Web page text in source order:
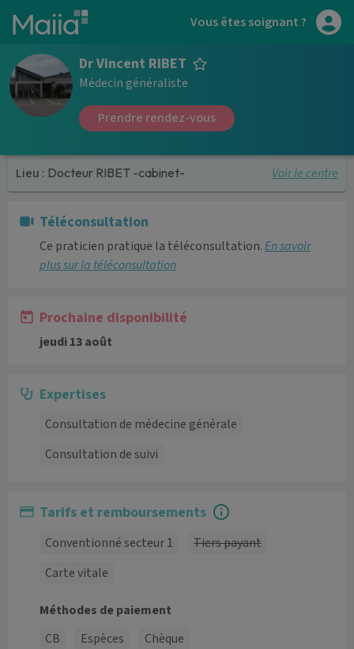
Aller au contenu principal Vous êtes soignant ?
Dr Vincent RIBET
Médecin généraliste
Prendre rendez-vous
Lieu : Docteur RIBET -cabinet- Voir le centre
Téléconsultation
Ce praticien pratique la téléconsultation.En savoir
plus sur la téléconsultation
Prochaine disponibilité
jeudi 13 août
Expertises
Consultation de médecine générale
Consultation de suivi
Tarifs et remboursements
Conventionné secteur 1
Tiers payant
Carte vitale
Méthodes de paiement
CB
Espèces
Chèque